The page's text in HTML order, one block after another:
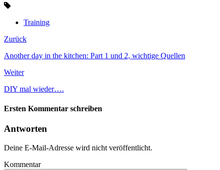
Training
Zurück
Another day in the kitchen: Part 1 und 2, wichtige Quellen
Weiter
DIY mal wieder….
Ersten Kommentar schreiben
Antworten
Deine E-Mail-Adresse wird nicht veröffentlicht.
Kommentar